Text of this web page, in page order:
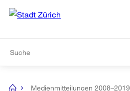
Navigation
[no
Medienmitteilungen 2008–2019